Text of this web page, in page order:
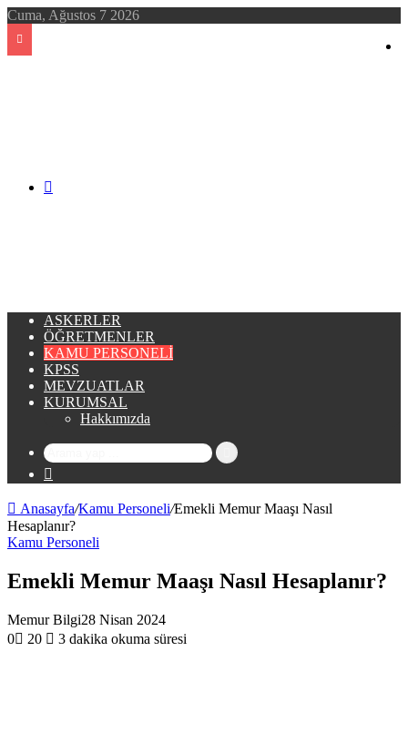
Cuma, Ağustos 7 2026
ASKERLER
ÖĞRETMENLER
KAMU PERSONELI
KPSS
MEVZUATLAR
KURUMSAL
Hakkımızda
Arama
yap
Makale
Anasayfa/Kamu Personeli/Emekli Memur Maaşı Nasıl
Hesaplanır?
Kamu Personeli
Emekli Memur Maaşı Nasıl Hesaplanır?
Memur Bilgi28 Nisan 2024
0
20 3 dakika okuma süresi